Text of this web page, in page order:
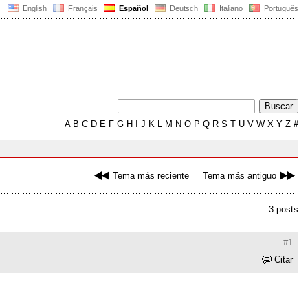
English Français Español Deutsch Italiano Português
AB C D E F G H J K L M N O P Q R S T U V W X Y Z #
Tema más reciente Tema más antiguo
3 posts
#1
Citar